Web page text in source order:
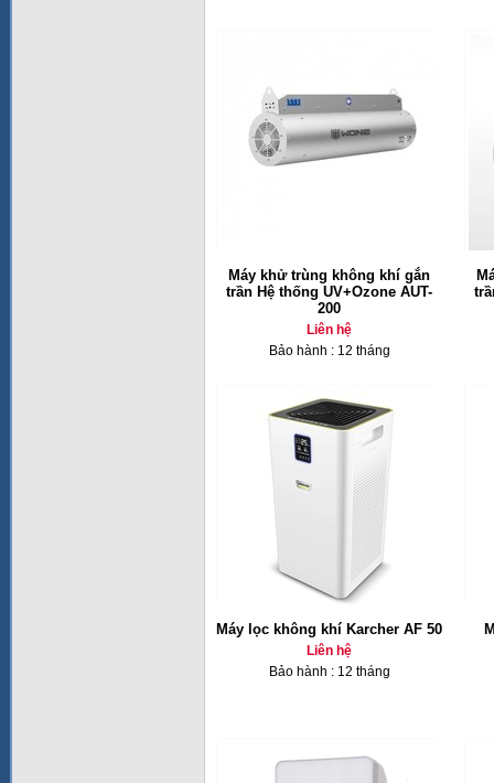
Máy khử trùng không khí gắn
trần Hệ thống UV+Ozone AUT-
200
Liên hệ
Bảo hành : 12 tháng
Máy lọc không khí Karcher AF 50
Liên hệ
Bảo hành : 12 tháng